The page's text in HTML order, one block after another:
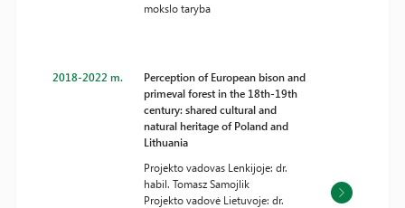
mokslo taryba
2018-2022 m.
Perception of European bison and
primeval forest in the 18th-19th
century: shared cultural and
natural heritage of Poland and
Lithuania
Projekto vadovas Lenkijoje: dr.
habil. Tomasz Samojlik
Projekto vadovė Lietuvoje: dr.